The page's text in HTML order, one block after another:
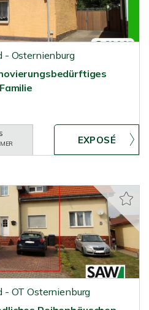
- Osternienburg
- OT Osternienburg